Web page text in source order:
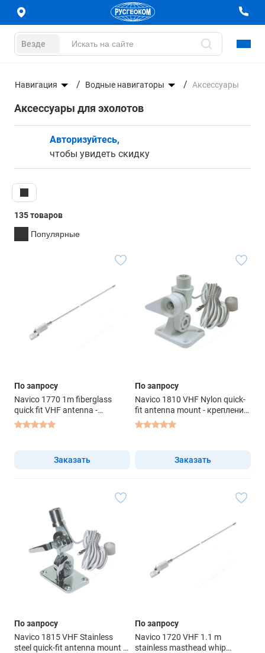
Везде
Навигация Водные навигаторы Аксессуары
Аксессуары для эхолотов
Авторизуйтесь,
чтобы увидеть скидку
135 товаров
Популярные
По запросу
Navico 1770 1m fiberglass
quick fit VHF antenna -
антенна
Заказать
По запросу
Navico 1810 VHF Nylon quick-
fit antenna mount - крепление
антенны
Заказать
По запросу
Navico 1815 VHF Stainless
steel quick-fit antenna mount -
По запросу
Navico 1720 VHF 1.1 m
stainless masthead whip